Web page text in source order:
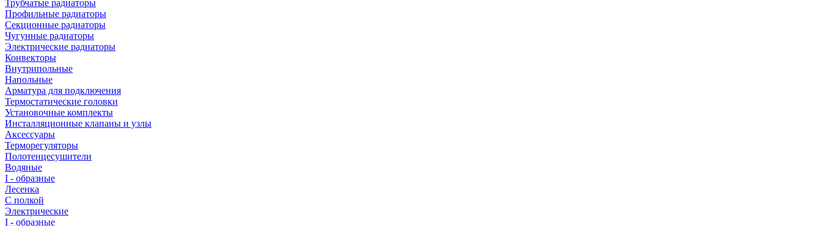
Трубчатые радиаторы
Профильные радиаторы
Секционные радиаторы
Чугунные радиаторы
Электрические радиаторы
Конвекторы
Внутрипольные
Напольные
Арматура для подключения
Термостатические головки
Установочные комплекты
Инсталляционные клапаны и узлы
Аксессуары
Терморегуляторы
Полотенцесушители
Водяные
I - образные
Лесенка
С полкой
Электрические
I - образные